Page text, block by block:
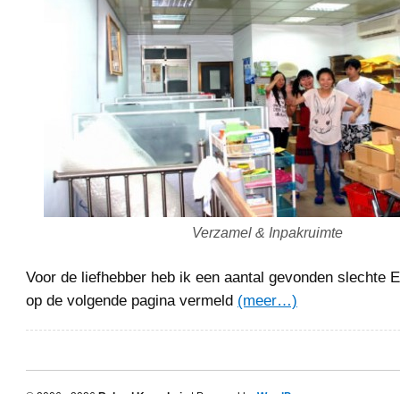
Verzamel & Inpakruimte
Voor de liefhebber heb ik een aantal gevonden slechte
op de volgende pagina vermeld (meer…)